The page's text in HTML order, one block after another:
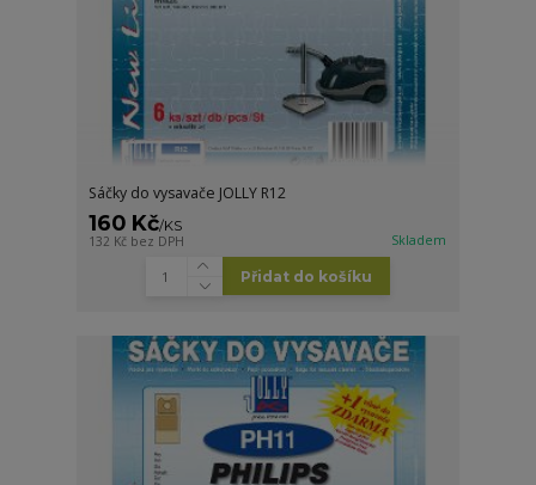
Sáčky do vysavače JOLLY R12
160 Kč/KS
132 Kč bez DPH Skladem
Přidat do košíku